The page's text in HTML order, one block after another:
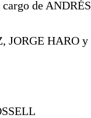
de ANDRÉS
JORGE HARO y